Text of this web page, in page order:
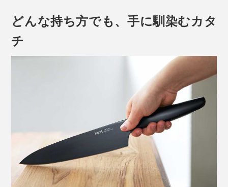
また、SLSプロセス（粉末焼結積層造形法）という、革
新的なエンジニアリングを駆使し、ステンレススチール
シェフズナイフは、刃元から斜め手前下に向かって引く
「引き切り」が得意。お肉やお刺身の細胞を潰さないよ
うスライスするには、刃のカーブを使った引き切りが最
適です。
どんな持ち方でも、手に馴染むカタ
チ